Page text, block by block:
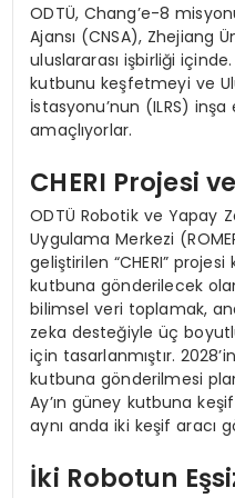
ODTÜ, Chang’e-8
Ajansı (CNSA), Zhejiang
uluslararası işbirliği
kutbunu keşfetmeyi ve
İstasyonu’nun (ILRS)
amaçlıyorlar.
CHERI Projesi
ODTÜ Robotik ve Yapay
Uygulama Merkezi
geliştirilen “CHERI”
kutbuna gönderilecek
bilimsel veri toplamak,
zeka desteğiyle üç
için tasarlanmıştır.
kutbuna gönderilmesi
Ay’ın güney kutbuna
aynı anda iki keşif aracı
İki Robotun